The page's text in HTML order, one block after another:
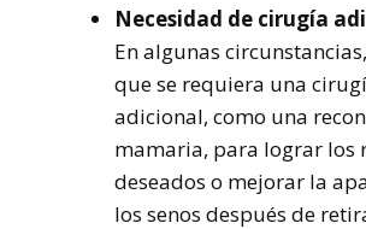
Necesidad de cirugía
En algunas
que se requiera una
adicional, como una
mamaria, para lograr los
deseados o mejorar la
los senos después de